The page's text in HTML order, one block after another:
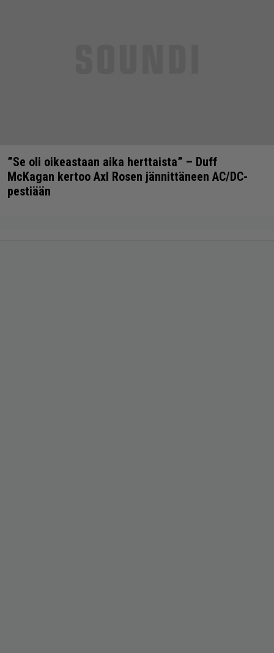
”Se oli oikeastaan aika herttaista” – Duff
McKagan kertoo Axl Rosen jännittäneen AC/DC-
pestiään